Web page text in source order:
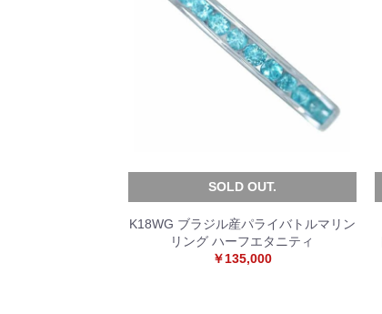
SOLD OUT.
K18WG ブラジル産パライバトルマリン
リング ハーフエタニティ
￥135,000